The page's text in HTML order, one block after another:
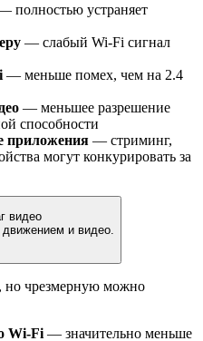
полностью устраняет
— слабый Wi-Fi сигнал
— меньше помех, чем на 2.4
— меньшее разрешение
способности
приложения — стриминг,
могут конкурировать за
видео
и видео.
но чрезмерную можно
Wi-Fi — значительно меньше